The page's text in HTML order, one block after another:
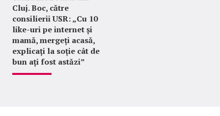
Cluj. Boc, către
consilierii USR: „Cu 10
like-uri pe internet și
mamă, mergeți acasă,
explicați la soție cât de
bun ați fost astăzi”